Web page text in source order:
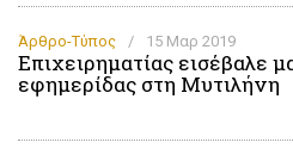
Άρθρο-Τύπος / 15 Μαρ 2019
Επιχειρηματίας εισέβαλε
εφημερίδας στη Μυτιλήνη